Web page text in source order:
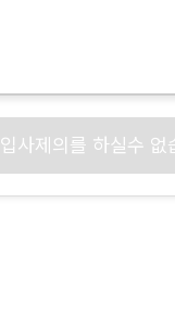
입사제의를 하실수 없